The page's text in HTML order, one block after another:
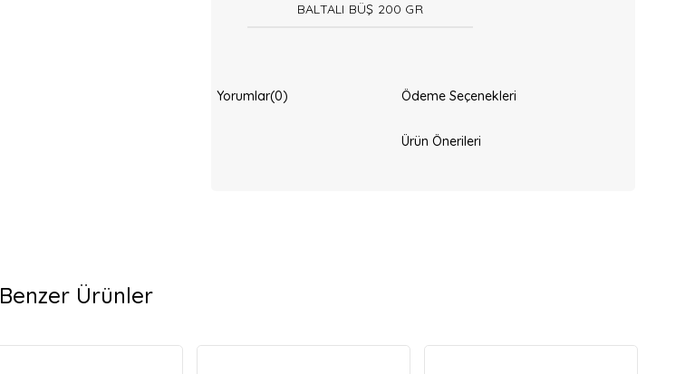
BALTALI BÜŞ 200 GR
Yorumlar(0) Ödeme Seçenekleri
Ürün Önerileri
Benzer Ürünler